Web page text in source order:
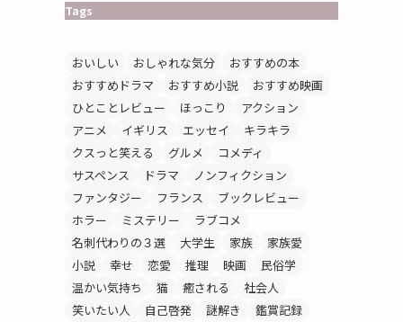
Tags
おいしい おしゃれな気分
おすすめの本
おすすめドラマ
おすすめ小説
おすすめ映画
ひとことレビュー
ほっこり
アクション
アニメ
イギリス エッセイ
キラキラ
クスっと笑える
グルメ
コメディ
サスペンス
ドラマ
ノンフィクション
ファンタジー
フランス
ブックレビュー
ホラー
ミステリー
ラブコメ
名刺代わりの３選
大学生 家族
家族愛
小説
幸せ 恋愛 推理 映画
民俗学
温かい気持ち
猫 癒される
社会人
笑いたい人
自己啓発 謎解き
鑑賞記録